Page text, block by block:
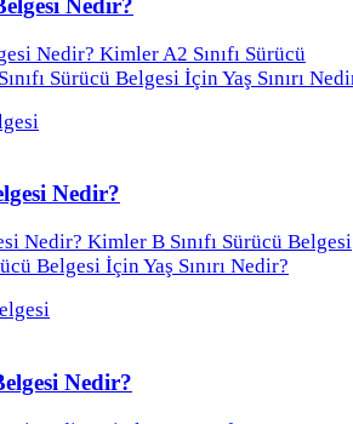
Nedir?
Nedir? Kimler A2 Sınıfı Sürücü
Sürücü Belgesi İçin Yaş Sınırı
Nedir?
Nedir? Kimler B Sınıfı Sürücü Belgesi
Belgesi İçin Yaş Sınırı Nedir?
Nedir?